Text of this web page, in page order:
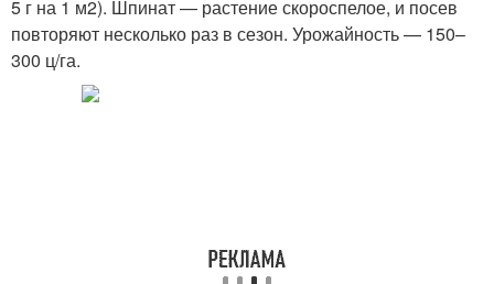
5 г на 1 м2). Шпинат — растение скороспелое, и посев
повторяют несколько раз в сезон. Урожайность — 150–
300 ц/га.